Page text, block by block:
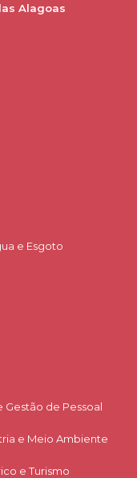
Alagoas
e Esgoto
Gestão de Pessoal
e Meio Ambiente
e Turismo